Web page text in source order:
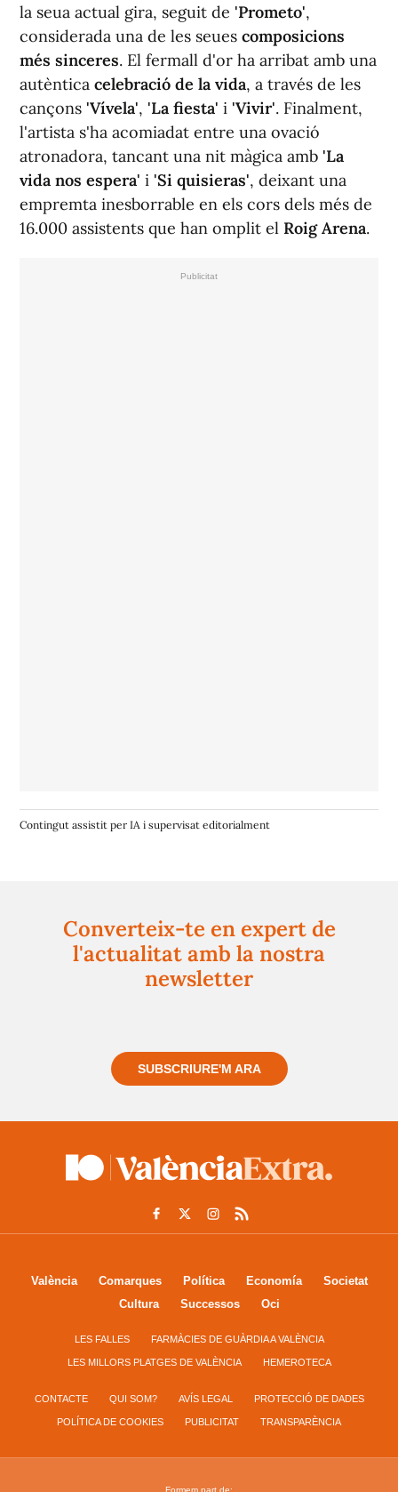
la seua actual gira, seguit de 'Prometo',
considerada una de les seues composicions
més sinceres. El fermall d'or ha arribat amb una
autèntica celebració de la vida, a través de les
cançons 'Vívela', 'La fiesta' i 'Vivir'. Finalment,
l'artista s'ha acomiadat entre una ovació
atronadora, tancant una nit màgica amb 'La
vida nos espera' i 'Si quisieras', deixant una
empremta inesborrable en els cors dels més de
16.000 assistents que han omplit el Roig Arena.
Contingut assistit per IA i supervisat editorialment
Converteix-te en expert de
l'actualitat amb la nostra
newsletter
SUBSCRIURE'M ARA
València Comarques Política Economía
Societat
Cultura
Successos Oci
LES FALLES FARMÀCIES DE GUÀRDIA A VALÈNCIA
LES MILLORS PLATGES DE VALÈNCIA HEMEROTECA
CONTACTE QUI SOM? AVÍS LEGAL PROTECCIÓ DE DADES
POLÍTICA DE COOKIES PUBLICITAT TRANSPARÈNCIA
Formem part de: